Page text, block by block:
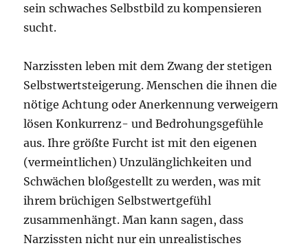
sein schwaches Selbstbild zu kompensieren
sucht.
Narzissten leben mit dem Zwang der stetigen
Selbstwertsteigerung. Menschen die ihnen die
nötige Achtung oder Anerkennung verweigern
lösen Konkurrenz- und Bedrohungsgefühle
aus. Ihre größte Furcht ist mit den eigenen
(vermeintlichen) Unzulänglichkeiten und
Schwächen bloßgestellt zu werden, was mit
ihrem brüchigen Selbstwertgefühl
zusammenhängt. Man kann sagen, dass
Narzissten nicht nur ein unrealistisches